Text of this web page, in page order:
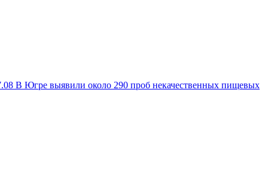
В Югре выявили около 290 проб некачественных пищевых